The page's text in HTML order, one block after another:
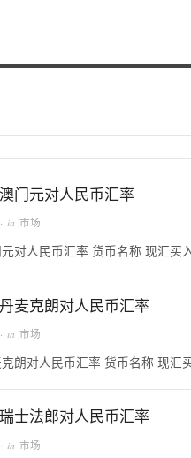
门元对人民币汇率
· in 市场
元对人民币汇率 货币名称 现汇买
麦克朗对人民币汇率
· in 市场
克朗对人民币汇率 货币名称 现汇
士法郎对人民币汇率
· in 市场